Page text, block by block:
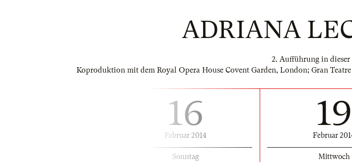
ADRIANA
2. Aufführung in dieser
Koproduktion mit dem Royal Opera House Covent Garden, London; Gran
16
Februar 2014
Sonntag
19
Februar
Mittwoch